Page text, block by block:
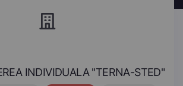
INDIVIDUALA "TERNA-STED"